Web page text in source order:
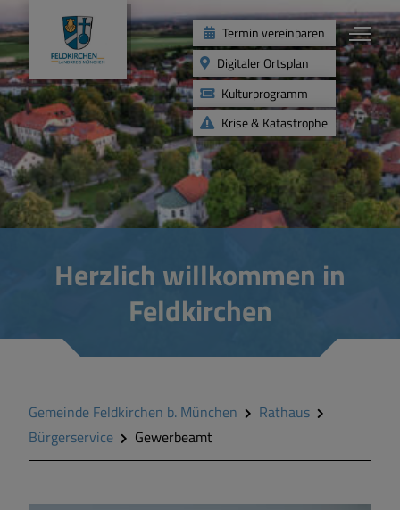
Termin vereinbaren
Digitaler Ortsplan
Kulturprogramm
Krise & Katastrophe
Rathaus
Gemeinderat & Politik
Herzlich willkommen in
Feldkirchen
Gemeinde Feldkirchen b. München
Rathaus
Bürgerservice
Gewerbeamt